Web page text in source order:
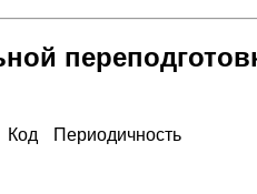
Код Периодичность